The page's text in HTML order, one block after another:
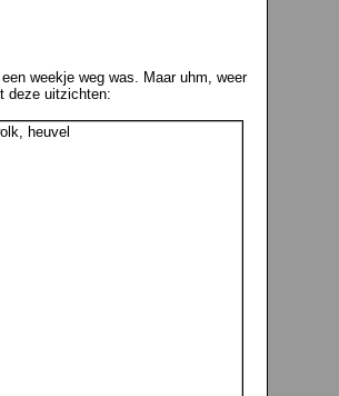
weekje weg was. Maar uhm, weer
deze uitzichten: